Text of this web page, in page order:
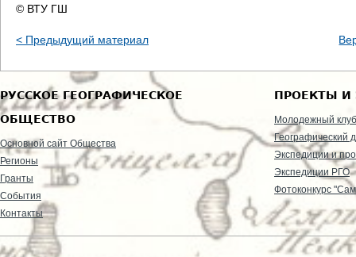
© ВТУ ГШ
< Предыдущий материал
РУССКОЕ ГЕОГРАФИЧЕСКОЕ
ОБЩЕСТВО
Основной сайт Общества
Регионы
Гранты
События
Контакты
ПРОЕКТЫ И
Молодежный клуб
Географический
Экспедиции и
Экспедиции РГО
Фотоконкурс